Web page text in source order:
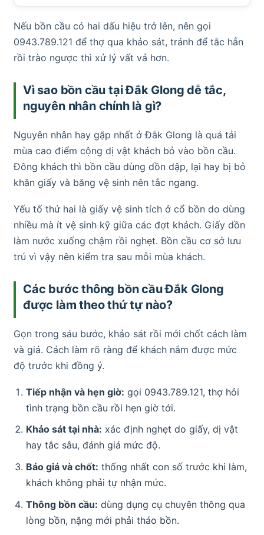
Nếu bồn cầu có hai dấu hiệu trở lên, nên gọi
0943.789.121 để thợ qua khảo sát, tránh để tắc hẳn
rồi trào ngược thì xử lý vất vả hơn.
Vì sao bồn cầu tại Đắk Glong dễ tắc,
nguyên nhân chính là gì?
Nguyên nhân hay gặp nhất ở Đắk Glong là quá tải
mùa cao điểm cộng dị vật khách bỏ vào bồn cầu.
Đông khách thì bồn cầu dùng dồn dập, lại hay bị bỏ
khăn giấy và băng vệ sinh nên tắc ngang.
Yếu tố thứ hai là giấy vệ sinh tích ở cổ bồn do dùng
nhiều mà ít vệ sinh kỹ giữa các đợt khách. Giấy dồn
làm nước xuống chậm rồi nghẹt. Bồn cầu cơ sở lưu
trú vì vậy nên kiểm tra sau mỗi mùa khách.
Các bước thông bồn cầu Đắk Glong
được làm theo thứ tự nào?
Gọn trong sáu bước, khảo sát rồi mới chốt cách làm
và giá. Cách làm rõ ràng để khách nắm được mức
độ trước khi đồng ý.
Tiếp nhận và hẹn giờ: gọi 0943.789.121, thợ hỏi
tình trạng bồn cầu rồi hẹn giờ tới.
Khảo sát tại nhà: xác định nghẹt do giấy, dị vật
hay tắc sâu, đánh giá mức độ.
Báo giá và chốt: thống nhất con số trước khi làm,
khách không phải tự nhận mức.
Thông bồn cầu: dùng dụng cụ chuyên thông qua
lòng bồn, nặng mới phải tháo bồn.